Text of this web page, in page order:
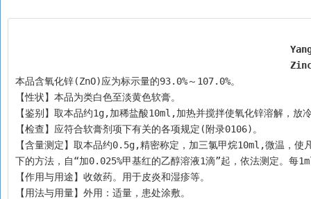
本品含氧化锌(ZnO)应为标示量的93.0%～107.0%。
【性状】本品为类白色至淡黄色软膏。
【鉴别】取本品约1g,加稀盐酸10ml,加热并搅拌使氧化锌溶解，
【检查】应符合软膏剂项下有关的各项规定(附录0106)。
【含量测定】取本品约0.5g,精密称定，加三氯甲烷10ml,微温，
下的方法，自“加0.025%甲基红的乙醇溶液1滴”起，依法测定。
【作用与用途】收敛药。用于皮炎和湿疹等。
【用法与用量】外用：适量，患处涂敷。